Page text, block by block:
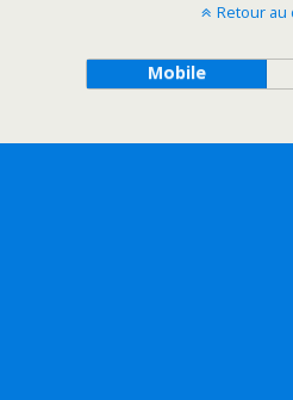
Retour au
Mobile